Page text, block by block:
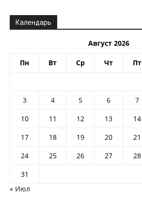
Календарь
Август 2026
Пн Вт Ср Чт Пт
3
4 5 6 7
10
11 12 13 14
17
18 19 20 21
24
25 26 27 28
31
« Июл